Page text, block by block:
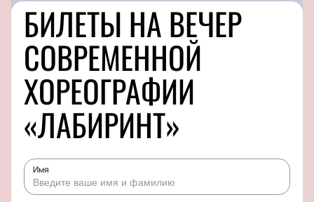
БИЛЕТЫ НА ВЕЧЕР
СОВРЕМЕННОЙ
ХОРЕОГРАФИИ
«ЛАБИРИНТ»
Имя